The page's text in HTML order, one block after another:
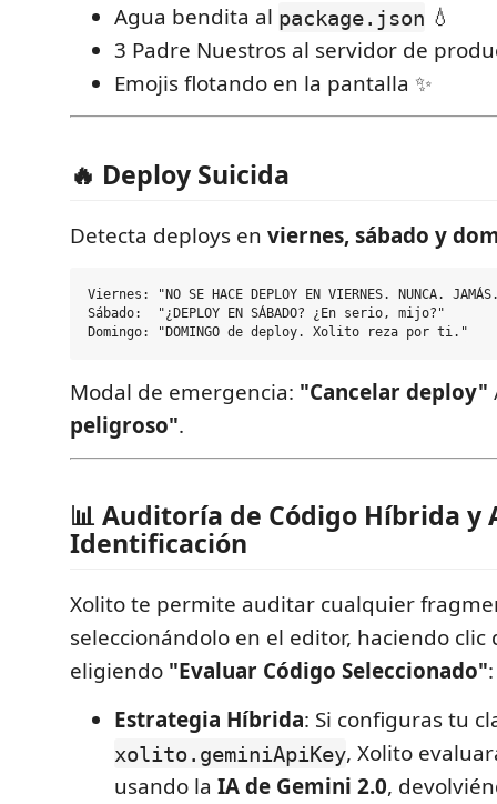
Agua bendita al package.json 💧
3 Padre Nuestros al servidor de
Emojis flotando en la pantalla ✨
🔥 Deploy Suicida
Detecta deploys en viernes, sábado y
Viernes: "NO SE HACE DEPLOY EN VIERNES. NUNCA.
Sábado:  "¿DEPLOY EN SÁBADO? ¿En serio, mijo?"
Modal de emergencia: "Cancelar deploy"
peligroso".
📊 Auditoría de Código Híbrida y
Identificación
Xolito te permite auditar cualquier
seleccionándolo en el editor, haciendo clic
eligiendo "Evaluar Código Seleccionado":
Estrategia Híbrida: Si configuras tu
xolito.geminiApiKey, Xolito
usando la IA de Gemini 2.0,